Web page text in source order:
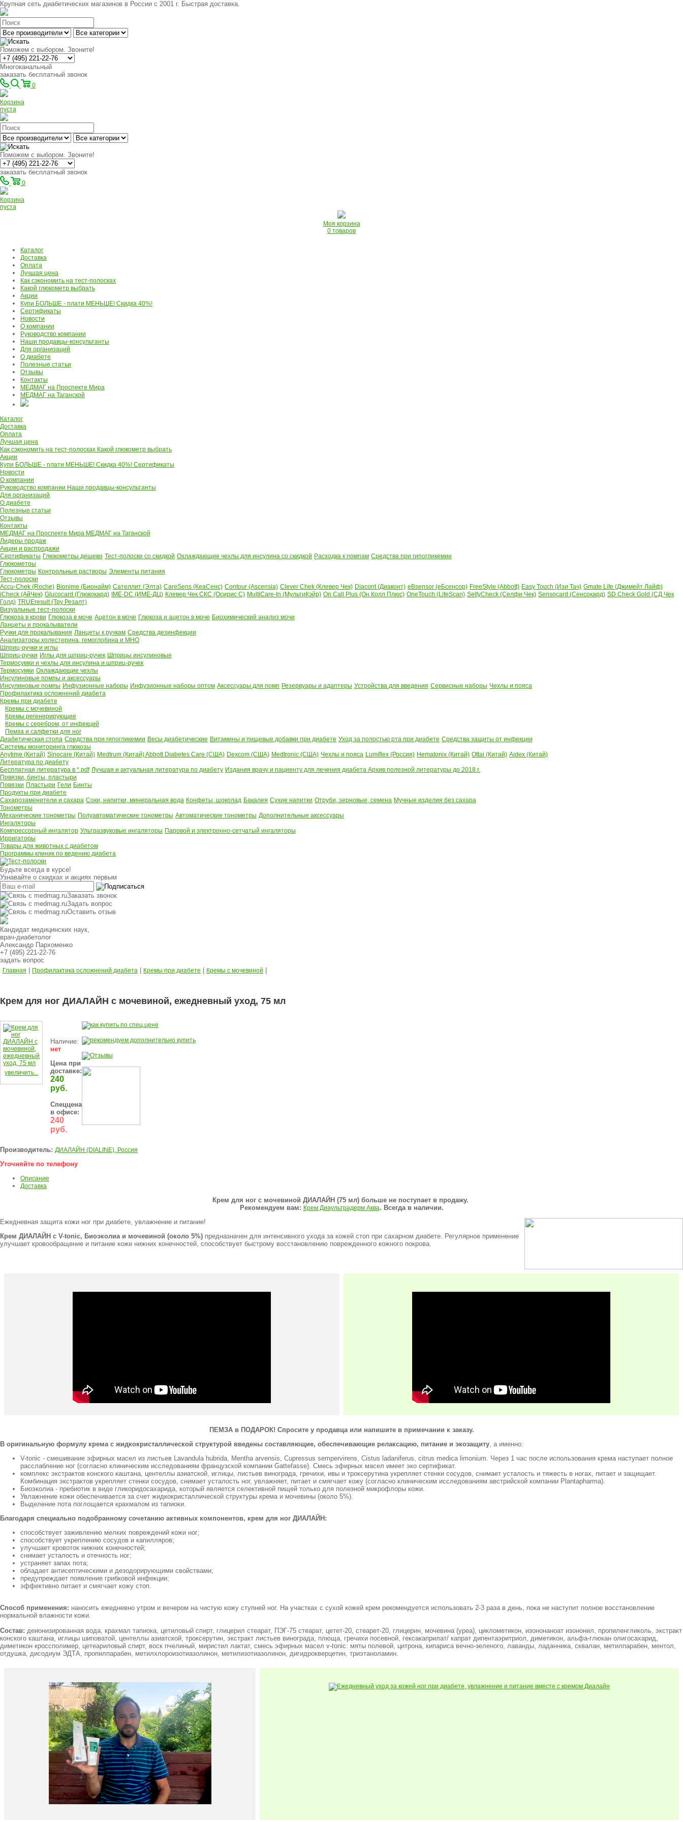
Крупная сеть диабетических магазинов в России с 2001 г. Быстрая доставка.
Поможем с выбором. Звоните!
Многоканальный
заказать бесплатный звонок
0
Корзина
пуста
Поможем с выбором. Звоните!
заказать бесплатный звонок
0
Корзина
пуста
Моя корзина
0 товаров
Каталог
Доставка
Оплата
Лучшая цена
Как сэкономить на тест-полосках
Какой глюкометр выбрать
Акции
Купи БОЛЬШЕ - плати МЕНЬШЕ! Скидка 40%!
Сертификаты
Новости
О компании
Руководство компании
Наши продавцы-консультанты
Для организаций
О диабете
Полезные статьи
Отзывы
Контакты
МЕДМАГ на Проспекте Мира
МЕДМАГ на Таганской
Каталог
Доставка
Оплата
Лучшая цена
Как сэкономить на тест-полосках Какой глюкометр выбрать
Акции
Купи БОЛЬШЕ - плати МЕНЬШЕ! Скидка 40%! Сертификаты
Новости
О компании
Руководство компании Наши продавцы-консультанты
Для организаций
О диабете
Полезные статьи
Отзывы
Контакты
МЕДМАГ на Проспекте Мира МЕДМАГ на Таганской
Лидеры продаж
Акции и распродажи
Сертификаты Глюкометры дешево Тест-полоски со скидкой Охлаждающие чехлы для инсулина со скидкой Расходка к помпам Средства при гипогликемии
Глюкометры
Глюкометры Контрольные растворы Элементы питания
Тест-полоски
Accu-Chek (Roche) Bionime (Бионайм) Сателлит (Элта) CareSens (КеаСенс) Contour (Ascensia) Clever Chek (Клевер Чек) Diacont (Диаконт) eBsensor (еБсенсор) FreeStyle (Abbott) Easy Touch (Изи Тач) Gmate Life (Джимейт Лайф)
iCheck (АйЧек) Glucocard (Глюкокард) IME-DC (ИМЕ-ДЦ) Клевер Чек СКС (Осирис С) MultiCare-In (МультиКэйр) On Call Plus (Он Колл Плюс) OneTouch (LifeScan) SelfyCheck (Селфи Чек) Sensocard (Сенсокард) SD Check Gold (СД Чек
Голд) TRUEresult (Тру Резалт)
Визуальные тест-полоски
Глюкоза в крови Глюкоза в моче Ацетон в моче Глюкоза и ацетон в моче Биохимический анализ мочи
Ланцеты и прокалыватели
Ручки для прокалывания Ланцеты к ручкам Средства дезинфекции
Анализаторы холестерина, гемоглобина и МНО
Шприц-ручки и иглы
Шприц-ручки Иглы для шприц-ручек Шприцы инсулиновые
Термосумки и чехлы для инсулина и шприц-ручек
Термосумки Охлаждающие чехлы
Инсулиновые помпы и аксессуары
Инсулиновые помпы Инфузионные наборы Инфузионные наборы оптом Аксессуары для помп Резервуары и адаптеры Устройства для введения Сервисные наборы Чехлы и пояса
Профилактика осложнений диабета
Кремы при диабете
Кремы с мочевиной
Кремы регенерирующие
Кремы с серебром, от инфекций
Пемза и салфетки для ног
Диабетическая стопа Средства при гипогликемии Весы диабетические Витамины и пищевые добавки при диабете Уход за полостью рта при диабете Средства защиты от инфекции
Системы мониторинга глюкозы
Anytime (Китай) Sinocare (Китай) Medtrum (Китай)Abbott Diabetes Care (США) Dexcom (США) Medtronic (США) Чехлы и пояса Lumiflex (Россия) Hematonix (Китай) Ottai (Китай) Aidex (Китай)
Литература по диабету
Бесплатная литература в *.pdf Лучшая и актуальная литература по диабету Издания врачу и пациенту для лечения диабета Архив полезной литературы до 2018 г.
Повязки, бинты, пластыри
Повязки Пластыри Гели Бинты
Продукты при диабете
Сахарозаменители и сахара Соки, напитки, минеральная вода Конфеты, шоколад Бакалея Сухие напитки Отруби, зерновые, семена Мучные изделия без сахара
Тонометры
Механические тонометры Полуавтоматические тонометры Автоматические тонометры Дополнительные аксессуары
Ингаляторы
Компрессорный ингалятор Ультразвуковые ингаляторы Паровой и электронно-сетчатый ингаляторы
Ирригаторы
Товары для животных с диабетом
Программы клиник по ведению диабета
Будьте всегда в курсе!
Узнавайте о скидках и акциях первым
Заказать звонок
Задать вопрос
Оставить отзыв
Кандидат медицинских наук,
врач-диабетолог
Александр Пархоменко
+7 (495) 221-22-76
задать вопрос
Главная Профилактика осложнений диабета Кремы при диабете Кремы с мочевиной
Крем для ног ДИАЛАЙН с мочевиной, ежедневный уход, 75 мл
увеличить...
Наличие:
нет
Цена при
доставке:
240
руб.
Спеццена
в офисе:
240
руб.
Производитель: ДИАЛАЙН (DIALINE), Россия
Уточняйте по телефону
Описание
Доставка
Крем для ног с мочевиной ДИАЛАЙН (75 мл) больше не поступает в продажу.
Рекомендуем вам: Крем Диаультрадерм Аква. Всегда в наличии.
Ежедневная защита кожи ног при диабете, увлажнение и питание!
Крем ДИАЛАЙН с V-tonic, Биоэколиа и мочевиной (около 5%) предназначен для интенсивного ухода за кожей стоп при сахарном диабете. Регулярное применение
улучшает кровообращение и питание кожи нижних конечностей, способствует быстрому восстановлению поврежденного кожного покрова.
ПЕМЗА в ПОДАРОК! Спросите у продавца или напишите в примечании к заказу.
В оригинальную формулу крема с жидкокристаллической структурой введены составляющие, обеспечивающие релаксацию, питание и экозащиту , а именно:
V-tonic - смешивание эфирных масел из листьев Lavandula hubrida, Mentha arvensis, Cupressus sempervirens, Cistus ladaniferus, citrus medica limonium. Через 1 час после использования крема наступает полное
расслабление ног (согласно клиническим исследованиям французской компании Gattefasse). Смесь эфирных масел имеет эко сертификат.
комплекс экстрактов конского каштана, центеллы азиатской, иглицы, листьев винограда, гречихи, ивы и троксерутина укрепляет стенки сосудов, снимает усталость и тяжесть в ногах, питает и защищает.
Комбинация экстрактов укрепляет стенки сосудов, снимает усталость ног, увлажняет, питает и смягчает кожу (согласно клиническим исследованиям австрийской компании Plantapharma).
Биоэколиа - пребиотик в виде гликоридосахарида, который является селективной пищей только для полезной микрофлоры кожи.
Увлажнение кожи обеспечивается за счет жидкокристаллической структуры крема и мочевины (около 5%).
Выделение пота поглощается крахмалом из тапиоки.
Благодаря специально подобранному сочетанию активных компонентов, крем для ног ДИАЛАЙН:
способствует заживлению мелких повреждений кожи ног;
способствует укреплению сосудов и капилляров;
улучшает кровоток нижних конечностей;
снимает усталость и отечность ног;
устраняет запах пота;
обладает антисептическими и дезодорирующими свойствами;
предупреждает появление грибковой инфекции;
эффективно питает и смягчает кожу стоп.
Способ применения: наносить ежедневно утром и вечером на чистую кожу ступней ног. На участках с сухой кожей крем рекомендуется использовать 2-3 раза в день, пока не наступит полное восстановление
нормальной влажности кожи.
Состав: деионизированная вода, крахмал тапиока, цетиловый спирт, глицерил стеарат, ПЭГ-75 стеарат, цетет-20, стеарет-20, глицерин, мочевина (уреа), циклометикон, изононаноат изононил, пропиленгликоль, экстракт
конского каштана, иглицы шиповатой, центеллы азиатской, троксерутин, экстракт листьев винограда, плюща, гречихи посевной, гексакаприлат/ капрат дипентаэритриол, диметикон, альфа-глюкан олигосахарид,
диметикон кроссполимер, цетеариловый спирт, воск пчелиный, миристил лактат, смесь эфирных масел v-tonic: мяты полевой, цитрона, кипариса вечно-зеленого, лаванды, ладанника, сквалан, метилпарабен, ментол,
отдушка, дисодиум ЭДТА, пропилпарабен, метилхлороизотиазолинон, метилизотиазолинон, дигидрокверцетин, триэтаноламин.